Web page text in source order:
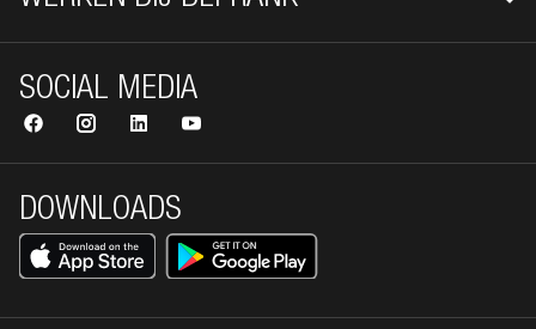
DOWNLOADS
SOCIAL MEDIA